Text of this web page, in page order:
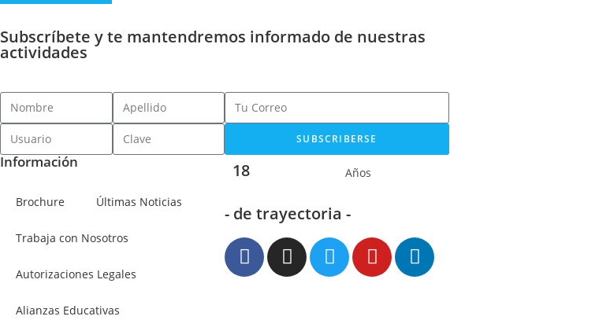
Subscríbete y te mantendremos informado de nuestras
actividades
SUBSCRIBERSE
Información
Brochure Últimas Noticias
Trabaja con Nosotros
Autorizaciones Legales
Alianzas Educativas
18 Años
- de trayectoria -